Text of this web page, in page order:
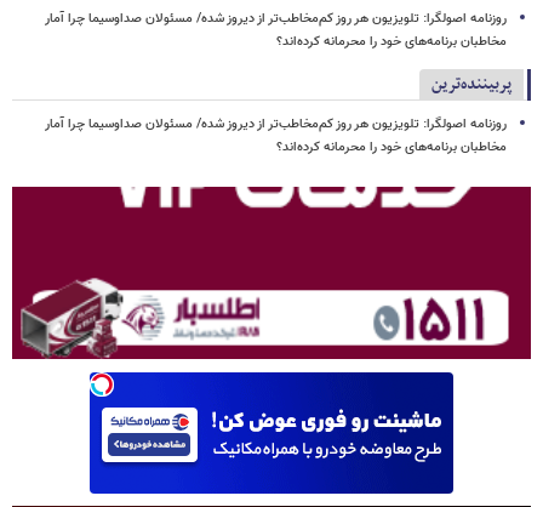
روزنامه اصولگرا: تلویزیون هر روز کم‌مخاطب‌تر از دیروز شده/ مسئولان صداوسیما چرا آمار
مخاطبان برنامه‌های خود را محرمانه کرده‌اند؟
پربیننده‌ترین
روزنامه اصولگرا: تلویزیون هر روز کم‌مخاطب‌تر از دیروز شده/ مسئولان صداوسیما چرا آمار
مخاطبان برنامه‌های خود را محرمانه کرده‌اند؟